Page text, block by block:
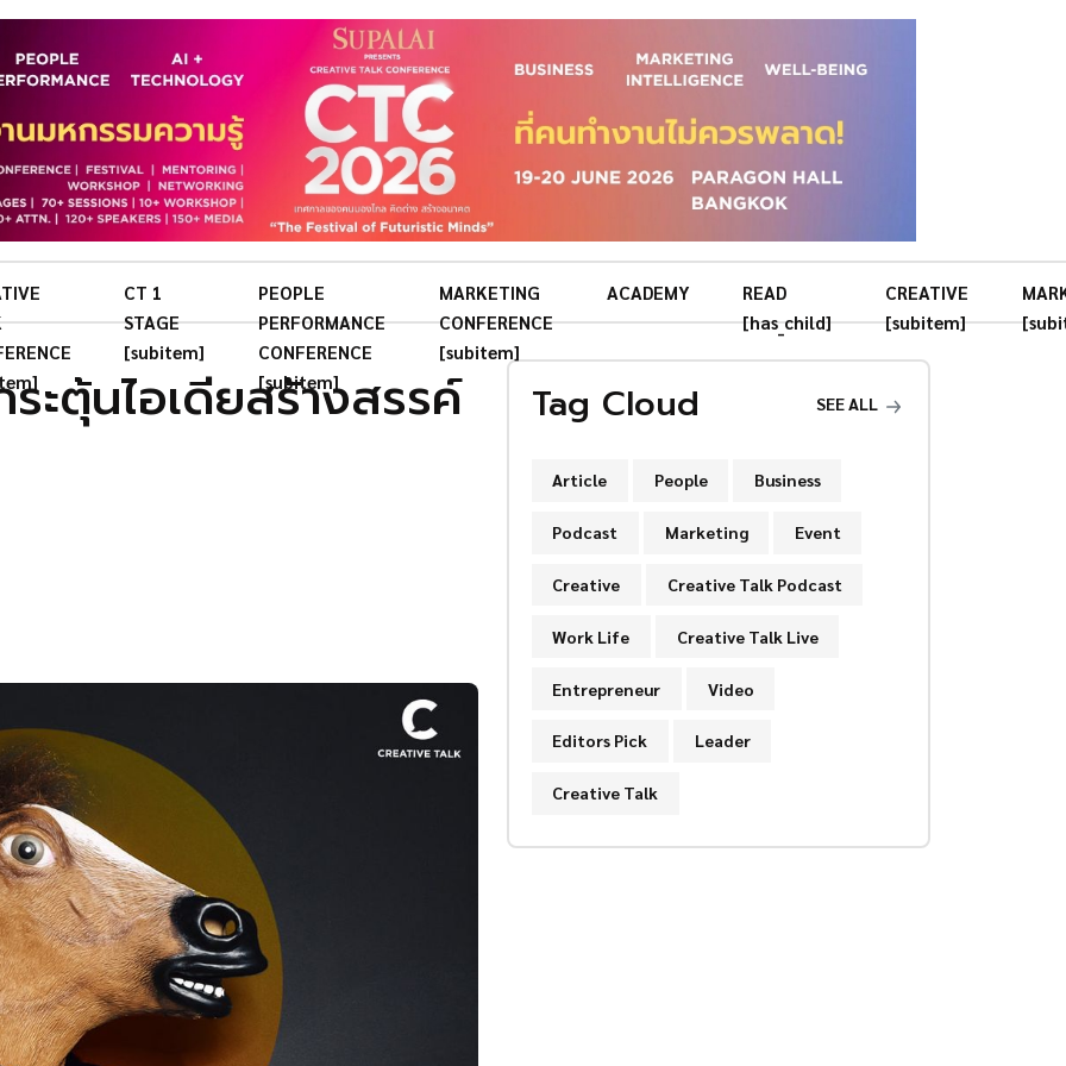
CT 1
STAGE
[subitem]
PEOPLE
PERFORMANCE
CONFERENCE
[subitem]
MARKETING
CONFERENCE
[subitem]
ACADEMY
READ
[has_child]
CREATIVE
[subitem]
ตุ้นไอเดียสร้างสรรค์ Tag Cloud SEE ALL
Article People Business
Podcast Marketing Event
Creative Creative Talk Podcast
Work Life Creative Talk Live
Entrepreneur Video
Editors Pick Leader
Creative Talk